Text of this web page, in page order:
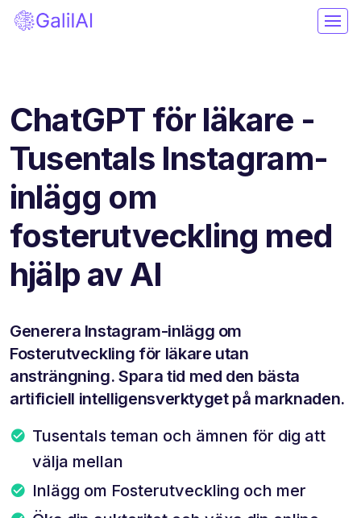
ChatGPT för läkare -
Tusentals Instagram-
inlägg om
fosterutveckling med
hjälp av AI
Generera Instagram-inlägg om
Fosterutveckling för läkare utan
ansträngning. Spara tid med den bästa
artificiell intelligensverktyget på marknaden.
Tusentals teman och ämnen för dig att
välja mellan
Inlägg om Fosterutveckling och mer